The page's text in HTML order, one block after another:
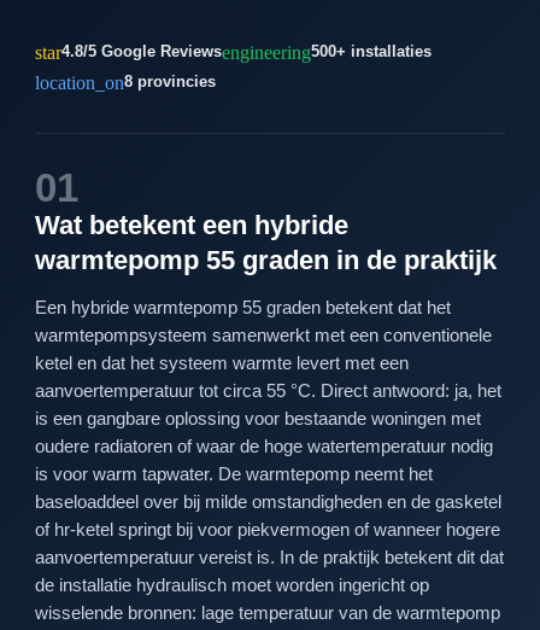
star4.8/5 Google Reviewsengineering500+ installaties
location_on8 provincies
01
Wat betekent een hybride
warmtepomp 55 graden in de praktijk
Een hybride warmtepomp 55 graden betekent dat het
warmtepompsysteem samenwerkt met een conventionele
ketel en dat het systeem warmte levert met een
aanvoertemperatuur tot circa 55 °C. Direct antwoord: ja, het
is een gangbare oplossing voor bestaande woningen met
oudere radiatoren of waar de hoge watertemperatuur nodig
is voor warm tapwater. De warmtepomp neemt het
baseloaddeel over bij milde omstandigheden en de gasketel
of hr-ketel springt bij voor piekvermogen of wanneer hogere
aanvoertemperatuur vereist is. In de praktijk betekent dit dat
de installatie hydraulisch moet worden ingericht op
wisselende bronnen: lage temperatuur van de warmtepomp